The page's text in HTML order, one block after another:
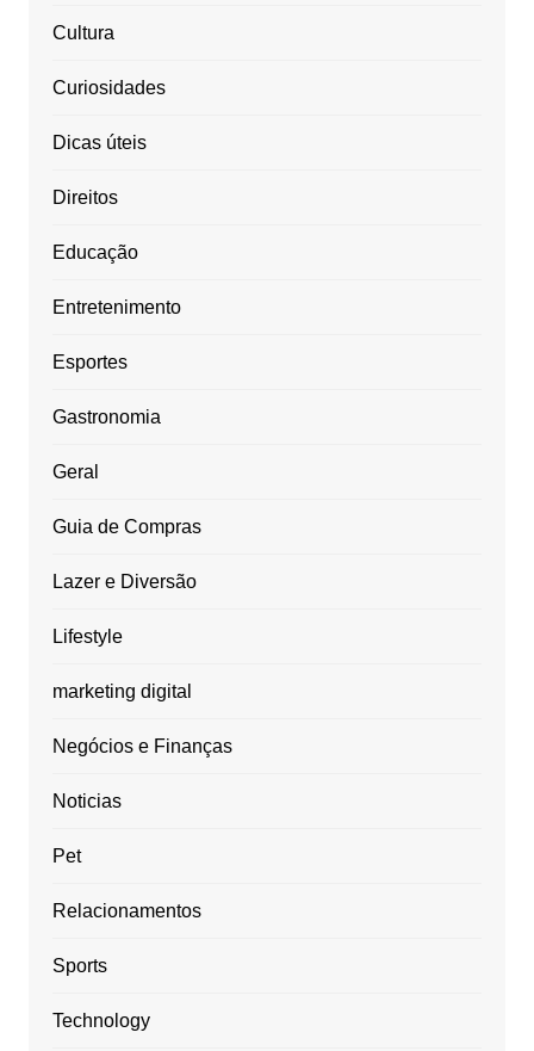
Cultura
Curiosidades
Dicas úteis
Direitos
Educação
Entretenimento
Esportes
Gastronomia
Geral
Guia de Compras
Lazer e Diversão
Lifestyle
marketing digital
Negócios e Finanças
Noticias
Pet
Relacionamentos
Sports
Technology